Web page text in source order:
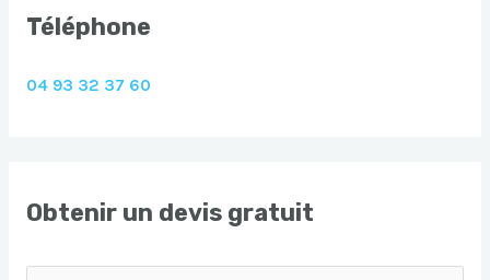
Téléphone
04 93 32 37 60
Obtenir un devis gratuit